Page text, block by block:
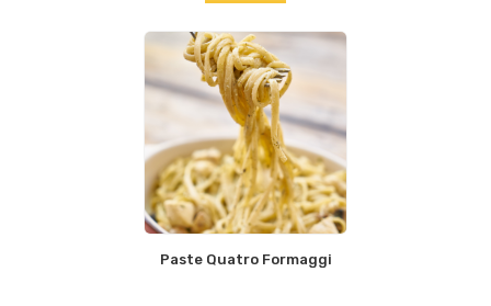
Paste Quatro Formaggi